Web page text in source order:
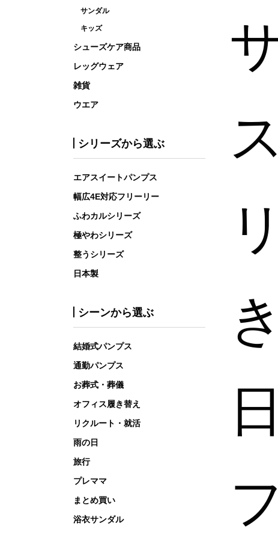
サンダル
キッズ
シューズケア商品
レッグウェア
雑貨
ウエア
シリーズから選ぶ
エアスイートパンプス
幅広4E対応フリーリー
ふわカルシリーズ
極やわシリーズ
整うシリーズ
日本製
シーンから選ぶ
結婚式パンプス
通勤パンプス
お葬式・葬儀
オフィス履き替え
リクルート・就活
雨の日
旅行
プレママ
まとめ買い
浴衣サンダル